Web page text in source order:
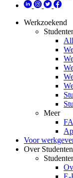
Werkzoekend
Meer
Voor
Over
E-